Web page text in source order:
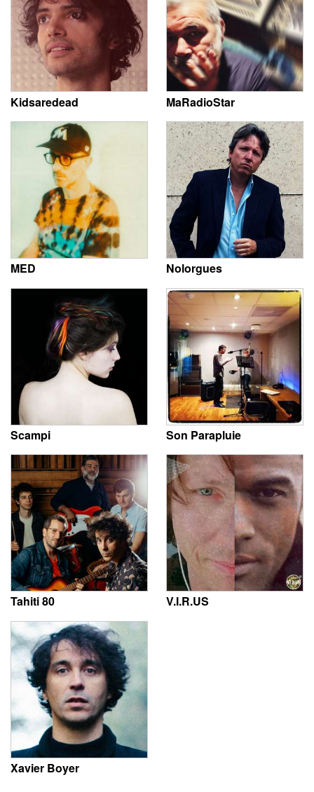
Kidsaredead MaRadioStar
MED Nolorgues
Scampi Son Parapluie
Tahiti 80 V.I.R.US
Xavier Boyer